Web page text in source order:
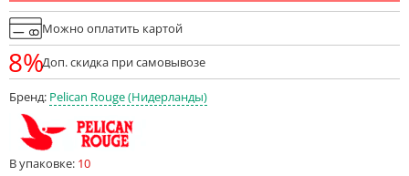
Можно оплатить картой
8%Доп. скидка при самовывозе
Бренд: Pelican Rouge (Нидерланды)
В упаковке: 10